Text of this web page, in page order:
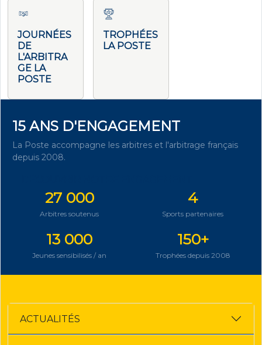
JOURNÉES
DE
L'ARBITRA
GE LA
POSTE
TROPHÉES
LA POSTE
15 ANS D'ENGAGEMENT
La Poste accompagne les arbitres et l'arbitrage français
depuis 2008.
27 000
Arbitres soutenus
4
Sports partenaires
13 000
Jeunes sensibilisés / an
150+
Trophées depuis 2008
ACTUALITÉS